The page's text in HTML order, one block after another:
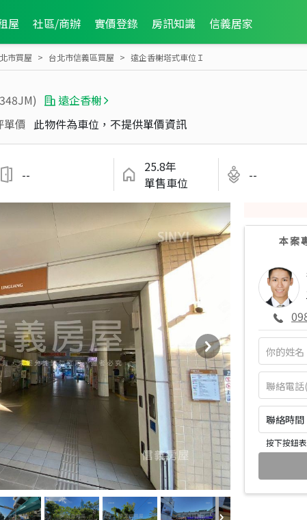
屋 社區/商辦 實價登錄 房訊知識 信義居家
市買屋 台北市信義區買屋 遠企香榭塔式車位Ｉ
遠企香榭
單價 此物件為車位，不提供單價資訊
--
25.8年
單售車位
--
本案
聯絡時
按下按鈕